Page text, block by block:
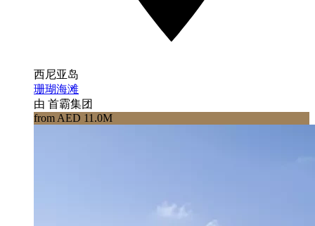
西尼亚岛
珊瑚海滩
由 首霸集团
from AED 11.0M